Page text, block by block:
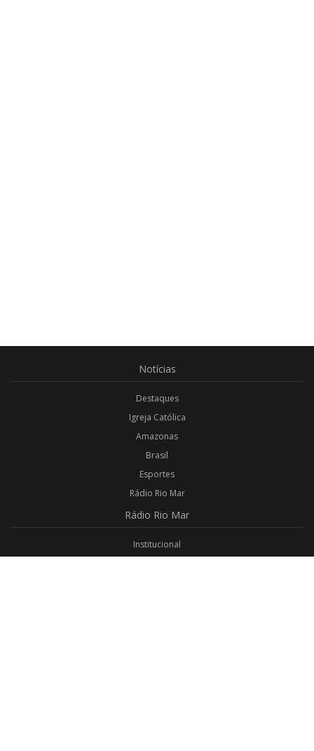
Notícias
Destaques
Igreja Católica
Amazonas
Brasil
Esportes
Rádio Rio Mar
Rádio Rio Mar
Institucional